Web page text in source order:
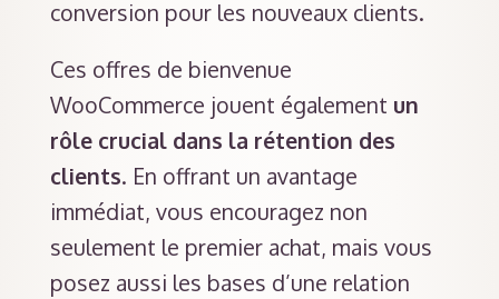
conversion pour les nouveaux clients.
Ces offres de bienvenue
WooCommerce jouent également un
rôle crucial dans la rétention des
clients. En offrant un avantage
immédiat, vous encouragez non
seulement le premier achat, mais vous
posez aussi les bases d’une relation